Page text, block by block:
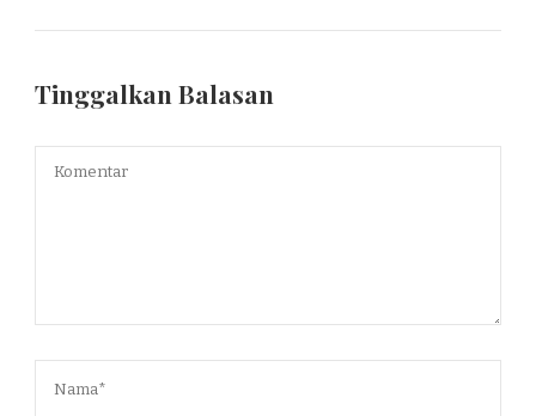
Tinggalkan Balasan